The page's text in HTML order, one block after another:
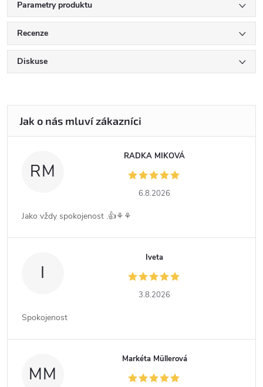
Parametry produktu
Recenze
Diskuse
RM
RADKA MIKOVÁ
6.8.2026
Jako vždy spokojenost .👍⚘️⚘️
I
Iveta
3.8.2026
Spokojenost
MM
Markéta Müllerová